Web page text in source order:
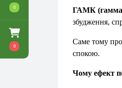
0
0
ГАМК (гамма-
збудження,
Саме тому
спокою.
Чому ефект